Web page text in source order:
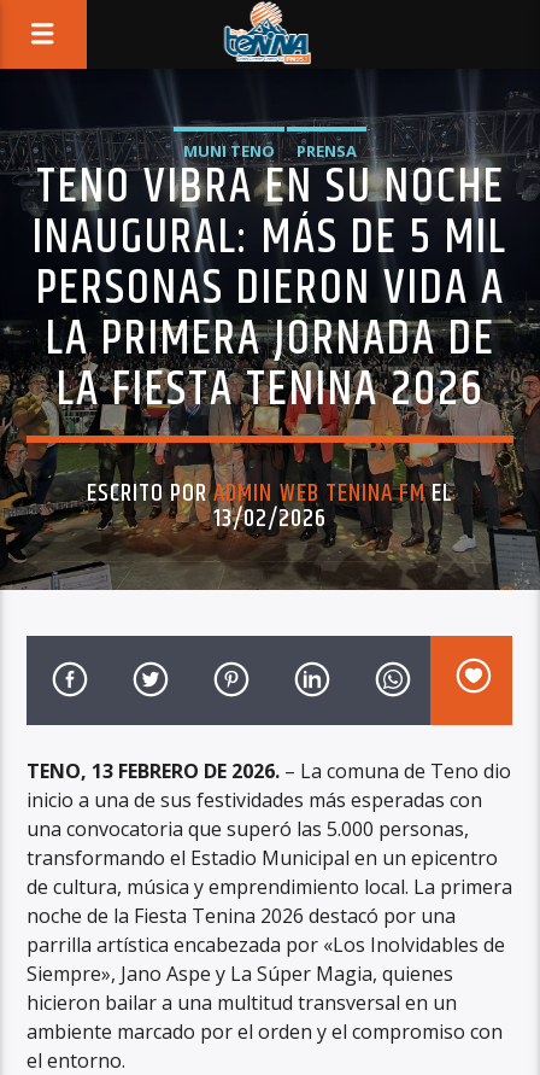
MUNI TENO PRENSA
TENO VIBRA EN SU NOCHE
INAUGURAL: MÁS DE 5 MIL
PERSONAS DIERON VIDA A
LA PRIMERA JORNADA DE
LA FIESTA TENINA 2026
ESCRITO PORADMIN WEB TENINA FMEL
13/02/2026
TENO, 13 FEBRERO DE 2026. – La comuna de Teno dio
inicio a una de sus festividades más esperadas con
una convocatoria que superó las 5.000 personas,
transformando el Estadio Municipal en un epicentro
de cultura, música y emprendimiento local. La primera
noche de la Fiesta Tenina 2026 destacó por una
parrilla artística encabezada por «Los Inolvidables de
Siempre», Jano Aspe y La Súper Magia, quienes
hicieron bailar a una multitud transversal en un
ambiente marcado por el orden y el compromiso con
el entorno.